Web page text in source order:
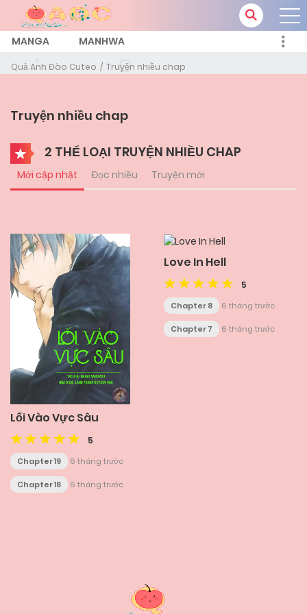
MANGA MANHWA
Quả Anh Đào Cuteo Truyện nhiều chap
Truyện nhiều chap
2 THỂ LOẠI TRUYỆN NHIỀU CHAP
Mới cập nhật Đọc nhiều Truyện mới
Lối Vào Vực Sâu
5
Chapter 19 6 tháng trước
Chapter 18 6 tháng trước
Love In Hell
5
Chapter 8 6 tháng trước
Chapter 7 6 tháng trước